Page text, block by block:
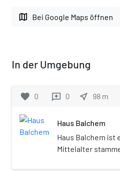
map Bei Google Maps öffnen
In der Umgebung
favorite 0 reviews 0 near_me 98 m
Haus Balchem
Haus Balchem ist
Mittelalter